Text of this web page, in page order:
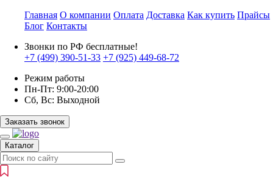
Главная О компании Оплата Доставка Как купить Прайсы
Блог Контакты
Звонки по РФ бесплатные!
+7 (499) 390-51-33 +7 (925) 449-68-72
Режим работы
Пн-Пт: 9:00-20:00
Сб, Вс: Выходной
Заказать звонок
Каталог